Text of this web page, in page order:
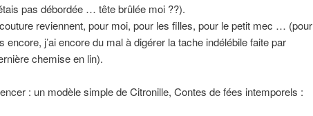
pas débordée … tête brûlée moi ??).
reviennent, pour moi, pour les filles, pour le petit mec … (pour
encore, j’ai encore du mal à digérer la tache indélébile faite par
chemise en lin).
: un modèle simple de Citronille, Contes de fées intemporels :